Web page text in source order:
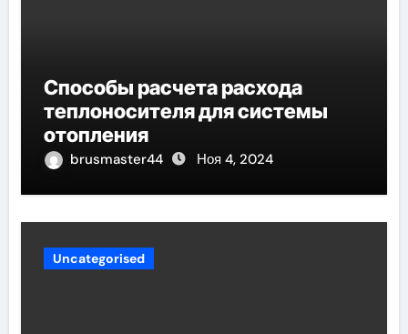
Способы расчета расхода
теплоносителя для системы
отопления
brusmaster44 Ноя 4, 2024
Uncategorised